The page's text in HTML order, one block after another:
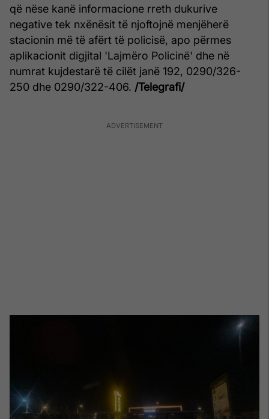
që nëse kanë informacione rreth dukurive
negative tek nxënësit të njoftojnë menjëherë
stacionin më të afërt të policisë, apo përmes
aplikacionit digjital 'Lajmëro Policinë' dhe në
numrat kujdestarë të cilët janë 192, 0290/326-
250 dhe 0290/322-406. /Telegrafi/